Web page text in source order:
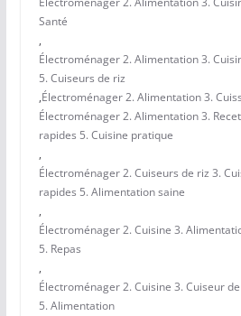
Santé
,
Électroménager 2. Alimentation 3.
5. Cuiseurs de riz
,Électroménager 2. Alimentation 3.
Électroménager 2. Alimentation 3.
rapides 5. Cuisine pratique
,
Électroménager 2. Cuiseurs de riz 3.
rapides 5. Alimentation saine
,
Électroménager 2. Cuisine 3.
5. Repas
,
Électroménager 2. Cuisine 3. Cuiseur
5. Alimentation